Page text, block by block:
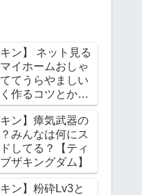
キン】 ネット見る
イホームおしゃ
てうらやましい
作るコツとかあ
アーズオブザキ
キン】瘴気武器の
みんなは何にス
してる？【ティ
ザキングダム】
キン】粉砕Lv3と